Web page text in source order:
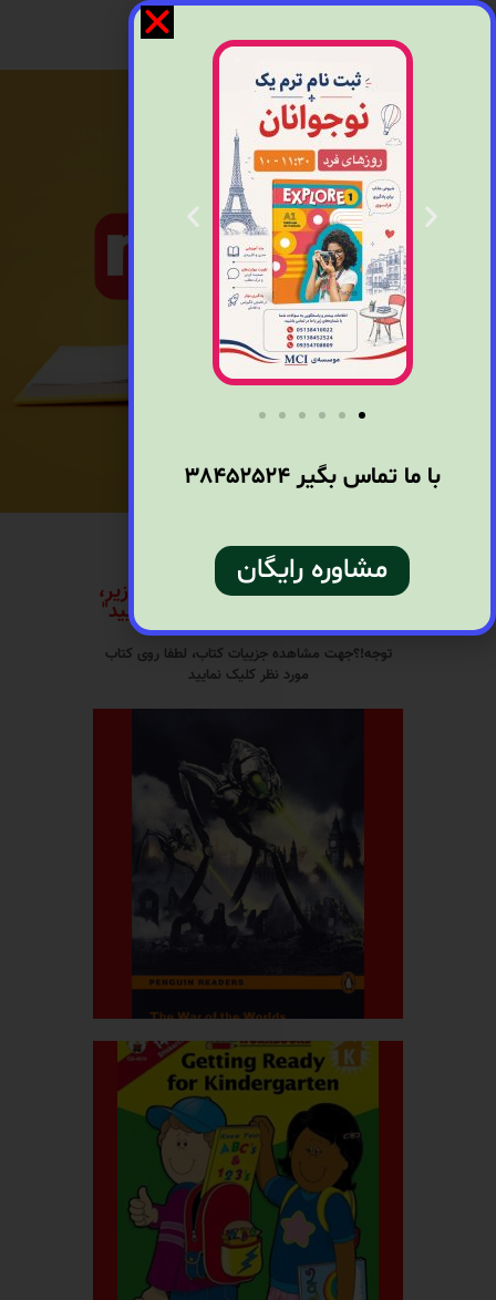
"جهت خرید هر کدام از کتاب های زیر،
لطفا با موسسه تماس حاصل فرمایید"
توجه!؟جهت مشاهده جزییات کتاب، لطفا روی کتاب
مورد نظر کلیک نمایید
the war of the worlds
قیمت کتاب:۳۰۰.۰۰۰ریال
بیشتر بدانید
getting ready for
kindergarten
قیمت کتاب:۳۰۰.۰۰۰ریال
بیشتر بدانید
با ما تماس بگیر38452524
مشاوره رایگان